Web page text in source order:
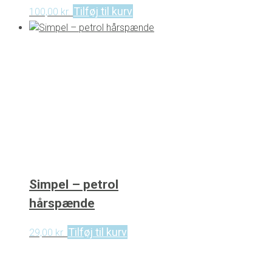
100,00 kr. Tilføj til kurv
Simpel – petrol
hårspænde
29,00 kr. Tilføj til kurv